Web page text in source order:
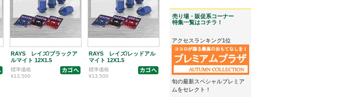
RAYS レイズ/ブラックア
ルマイト 12X1.5
標準価格
¥13,500
RAYS レイズ/レッドアル
マイト 12X1.5
標準価格
¥13,500
売り場・販促系コーナー
特集一覧はコチラ！
アクセスランキング1位
旬の最新スペシャルプレミア
ムをセレクト！